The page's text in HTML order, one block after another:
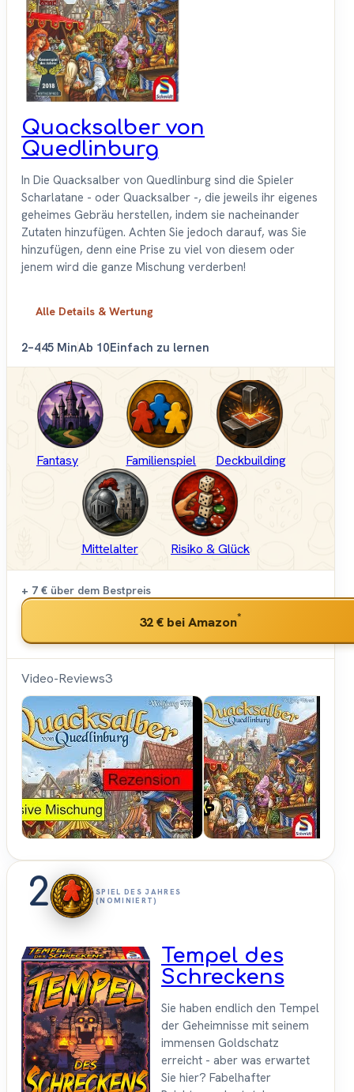
Quacksalber von
Quedlinburg
In Die Quacksalber von Quedlinburg sind die Spieler
Scharlatane - oder Quacksalber -, die jeweils ihr eigenes
geheimes Gebräu herstellen, indem sie nacheinander
Zutaten hinzufügen. Achten Sie jedoch darauf, was Sie
hinzufügen, denn eine Prise zu viel von diesem oder
jenem wird die ganze Mischung verderben!
Alle Details & Wertung
2–445 MinAb 10Einfach zu lernen
Fantasy Familienspiel Deckbuilding
Mittelalter Risiko & Glück
+ 7 € über dem Bestpreis
32 € bei Amazon*
Video-Reviews3
Spielama
2
SPIEL DES JAHRES
(NOMINIERT)
Tempel des
Schreckens
Sie haben endlich den Tempel
der Geheimnisse mit seinem
immensen Goldschatz
erreicht - aber was erwartet
Sie hier? Fabelhafter